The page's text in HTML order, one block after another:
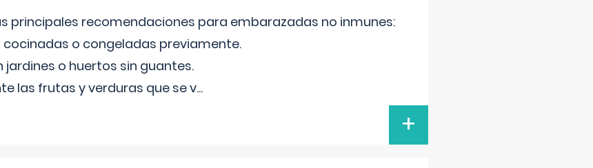
principales recomendaciones para embarazadas no inmunes:
o congeladas previamente.
o huertos sin guantes.
las frutas y verduras que se v...
+